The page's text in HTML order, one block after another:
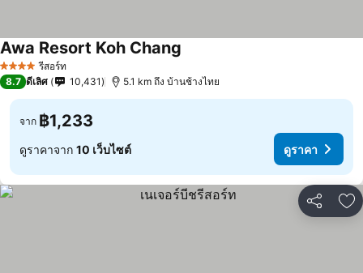
4 ดาว รีสอร์ท
Awa Resort Koh Chang
8.7 ดีเลิศ 10,431 5.1 km ถึง บ้านช้างไทย
จาก ฿1,233
ดูราคาจาก 10 เว็บไซต์ ดูราคา
แชร์ เ